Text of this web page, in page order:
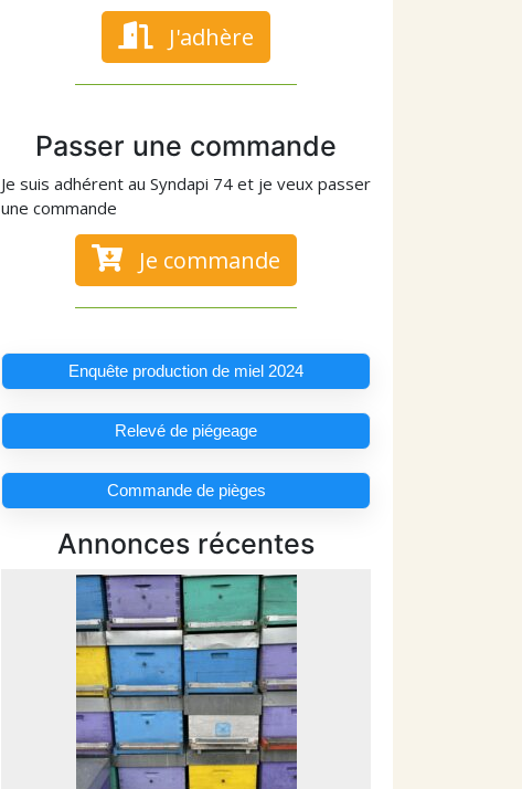
J'adhère
Passer une commande
Je suis adhérent au Syndapi 74 et je veux passer
une commande
Je commande
Enquête production de miel 2024
Relevé de piégeage
Commande de pièges
Annonces récentes